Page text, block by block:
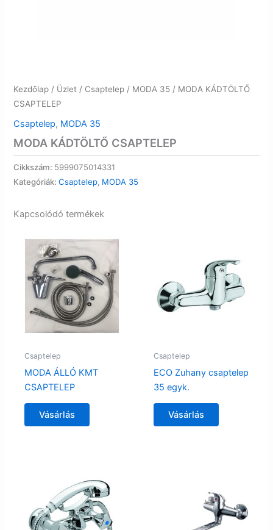
Kezdőlap / Üzlet / Csaptelep / MODA 35 / MODA KÁDTÖLTŐ
CSAPTELEP
Csaptelep, MODA 35
MODA KÁDTÖLTŐ CSAPTELEP
Cikkszám: 5999075014331
Kategóriák:Csaptelep, MODA 35
Kapcsolódó termékek
Csaptelep
MODA ÁLLÓ KMT
CSAPTELEP
Vásárlás
Csaptelep
ECO Zuhany csaptelep
35 egyk.
Vásárlás